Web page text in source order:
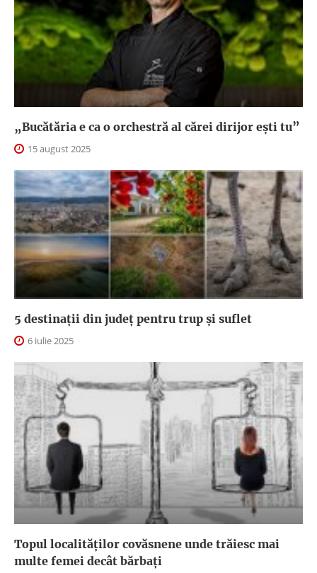
„Bucătăria e ca o orchestră al cărei dirijor ești tu”
15 august 2025
5 destinații din județ pentru trup și suflet
6 iulie 2025
Topul localităților covăsnene unde trăiesc mai
multe femei decât bărbați